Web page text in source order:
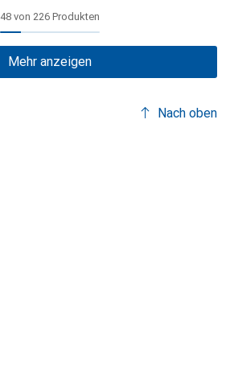
48 von 226 Produkten
Mehr anzeigen
Nach oben